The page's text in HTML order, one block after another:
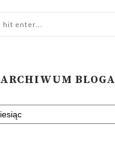
ARCHIWUM BLOGA